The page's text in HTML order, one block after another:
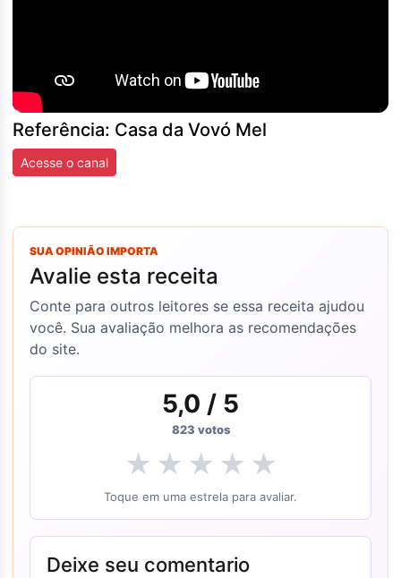
Referência: Casa da Vovó Mel
Acesse o canal
SUA OPINIÃO IMPORTA
Avalie esta receita
Conte para outros leitores se essa receita ajudou
você. Sua avaliação melhora as recomendações
do site.
5,0 / 5
823 votos
★ ★ ★ ★ ★
Toque em uma estrela para avaliar.
Deixe seu comentario